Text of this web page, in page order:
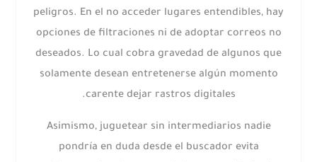
peligros. En el no acceder lugares entendibles, hay
opciones de filtraciones ni de adoptar correos no
deseados. Lo cual cobra gravedad de algunos que
solamente desean entretenerse algún momento
carente dejar rastros digitales.
Asimismo, juguetear sin intermediarios nadie
pondrí­a en duda desde el buscador evita